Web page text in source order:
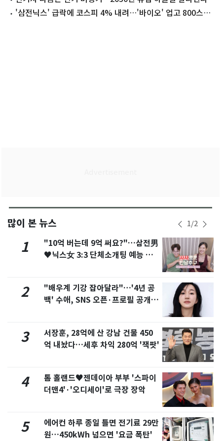
'삼전닉스' 급락에 코스피 4% 내려…'바이오' 업고 800스닥
많이 본 뉴스 1/2
1
"10억 버는데 9억 써요?"…삼전男
♥닉스女 3:3 단체소개팅 예능 화
2
"배우계 기강 잡아달라"…'4년 공
백' 수애, SNS 오픈·프로필 공개
3
서장훈, 28억에 산 강남 건물 450
억 내놨다…세후 차익 280억 '잭팟'
4
톰 홀랜드♥젠데이아 부부 '스파이
더맨4'·'오디세이'로 극장 장악
5
에어컨 하루 종일 틀면 전기료 29만
원…450kWh 넘으면 '요금 폭탄'